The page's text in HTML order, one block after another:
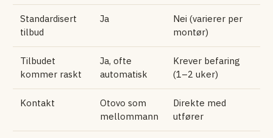
Standardisert
tilbud
Ja
Nei (varierer per
montør)
Tilbudet
kommer raskt
Ja, ofte
automatisk
Krever befaring
(1–2 uker)
Kontakt
Otovo som
mellommann
Direkte med
utfører